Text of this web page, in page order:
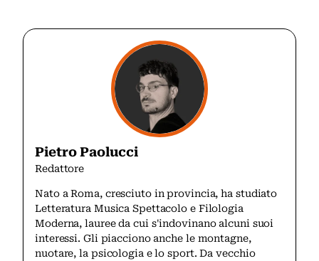
Pietro Paolucci
Redattore
Nato a Roma, cresciuto in provincia, ha studiato
Letteratura Musica Spettacolo e Filologia
Moderna, lauree da cui s'indovinano alcuni suoi
interessi. Gli piacciono anche le montagne,
nuotare, la psicologia e lo sport. Da vecchio